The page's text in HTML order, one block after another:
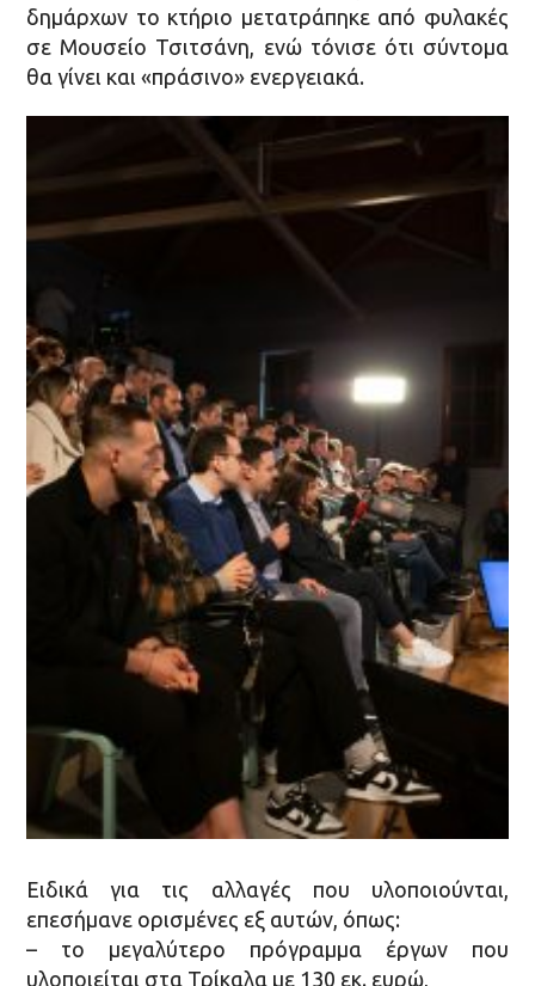
δημάρχων το κτήριο μετατράπηκε από φυλακές
σε Μουσείο Τσιτσάνη, ενώ τόνισε ότι σύντομα
θα γίνει και «πράσινο» ενεργειακά.
Ειδικά για τις αλλαγές που υλοποιούνται,
επεσήμανε ορισμένες εξ αυτών, όπως:
– το μεγαλύτερο πρόγραμμα έργων που
υλοποιείται στα Τρίκαλα με 130 εκ. ευρώ,